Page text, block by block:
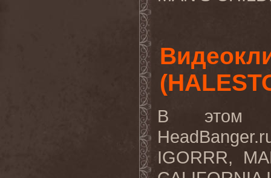
В этом
IGORRR,